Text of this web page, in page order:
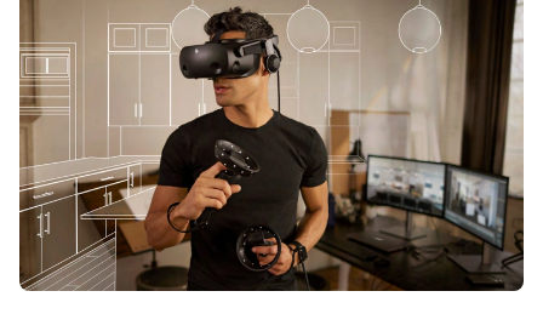
Workflow-Lösungen
Nachhaltigkeit